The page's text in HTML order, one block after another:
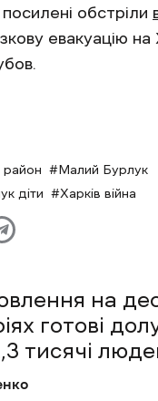
обстріли
евакуацію
район
Малий Бурлук
діти
Харків війна
на
готові
тисячі